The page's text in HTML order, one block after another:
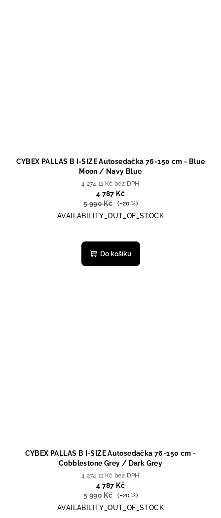
CYBEX PALLAS B I-SIZE Autosedačka 76-150 cm - Blue
Moon / Navy Blue
4 274,11 Kč bez DPH
4 787 Kč
5 990 Kč
(–20 %)
AVAILABILITY_OUT_OF_STOCK
Do košíku
CYBEX PALLAS B I-SIZE Autosedačka 76-150 cm -
Cobblestone Grey / Dark Grey
4 274,11 Kč bez DPH
4 787 Kč
5 990 Kč
(–20 %)
AVAILABILITY_OUT_OF_STOCK